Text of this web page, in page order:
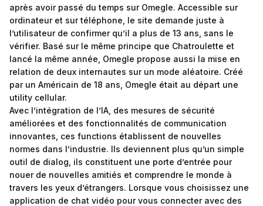
après avoir passé du temps sur Omegle. Accessible sur
ordinateur et sur téléphone, le site demande juste à
l’utilisateur de confirmer qu’il a plus de 13 ans, sans le
vérifier. Basé sur le même principe que Chatroulette et
lancé la même année, Omegle propose aussi la mise en
relation de deux internautes sur un mode aléatoire. Créé
par un Américain de 18 ans, Omegle était au départ une
utility cellular.
Avec l’intégration de l’IA, des mesures de sécurité
améliorées et des fonctionnalités de communication
innovantes, ces functions établissent de nouvelles
normes dans l’industrie. Ils deviennent plus qu’un simple
outil de dialog, ils constituent une porte d’entrée pour
nouer de nouvelles amitiés et comprendre le monde à
travers les yeux d’étrangers. Lorsque vous choisissez une
application de chat vidéo pour vous connecter avec des